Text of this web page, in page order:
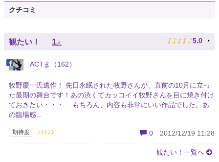
クチコミ
観たい！ 1人 ♪ ♪ ♪ ♪ ♪ 5.0
ACTま（162）
牧野慶一氏遺作！ 先日永眠された牧野さんが、直前の10月に立っ
た最期の舞台です！あの渋くてカッコイイ牧野さんを目に焼き付け
ておきたい・・・ もちろん、内容も非常にいい作品でした。あ
の臨場感...
期待度 ♪♪♪♪♪ 0 2012/12/19 11:28
観たい！一覧へ